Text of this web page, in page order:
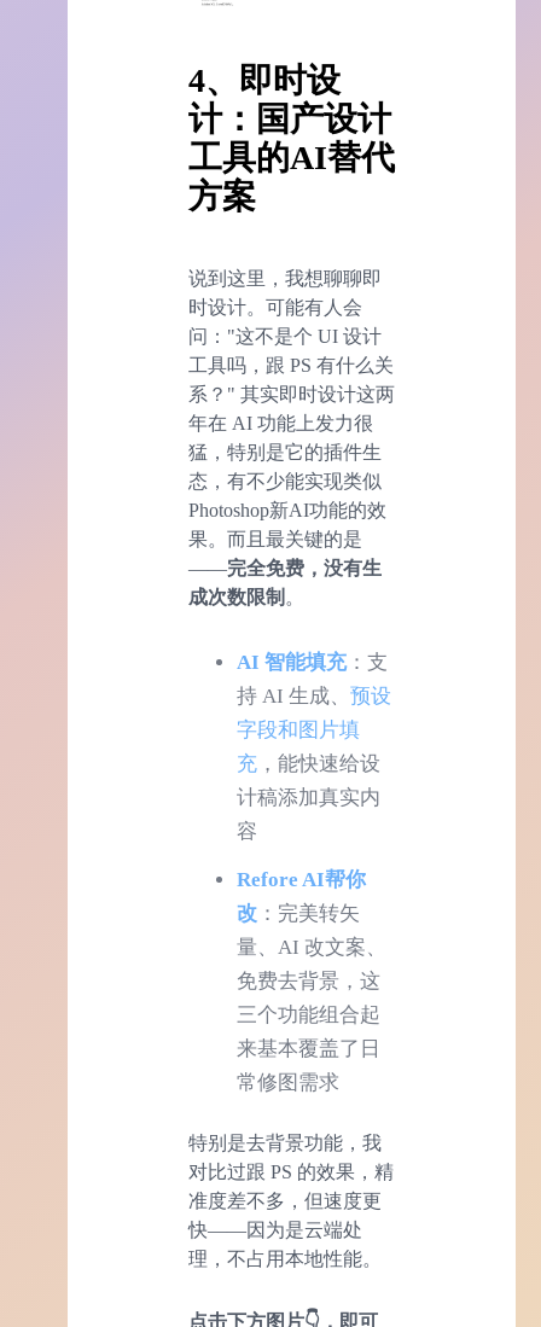
4、即时设
计：国产设计
工具的AI替代
方案
说到这里，我想聊聊即
时设计。可能有人会
问："这不是个 UI 设计
工具吗，跟 PS 有什么关
系？" 其实即时设计这两
年在 AI 功能上发力很
猛，特别是它的插件生
态，有不少能实现类似
Photoshop新AI功能的效
果。而且最关键的是
——完全免费，没有生
成次数限制 。
AI 智能填充：支
持 AI 生成、 预设
字段和图片填
充 ，能快速给设
计稿添加真实内
容
Refore AI帮你
改 ：完美转矢
量、AI 改文案、
免费去背景，这
三个功能组合起
来基本覆盖了日
常修图需求
特别是去背景功能，我
对比过跟 PS 的效果，精
准度差不多，但速度更
快——因为是云端处
理，不占用本地性能。
点击下方图片👇，即可